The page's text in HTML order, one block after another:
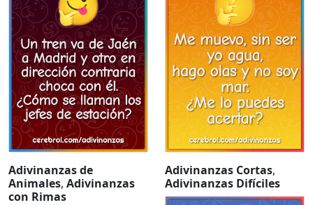
Adivinanzas de
Animales, Adivinanzas
con Rimas
Adivinanzas Cortas,
Adivinanzas Difíciles